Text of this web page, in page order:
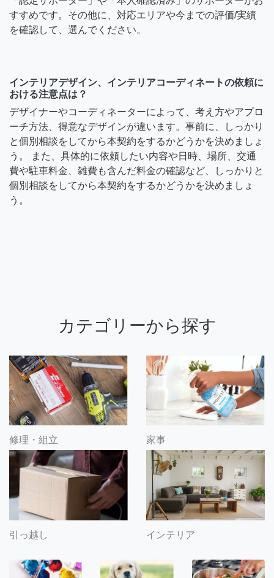
すすめです。その他に、対応エリアや今までの評価/実績
を確認して、選んでください。
インテリアデザイン、インテリアコーディネートの依頼に
おける注意点は？
デザイナーやコーディネーターによって、考え方やアプロ
ーチ方法、得意なデザインが違います。事前に、しっかり
と個別相談をしてから本契約をするかどうかを決めましょ
う。 また、具体的に依頼したい内容や日時、場所、交通
費や駐車料金、雑費も含んだ料金の確認など、しっかりと
個別相談をしてから本契約をするかどうかを決めましょ
う。
カテゴリーから探す
修理・組立 家事
引っ越し インテリア